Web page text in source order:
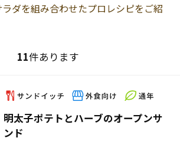
ダを組み合わせたプロレシピをご紹
11件あります
明太子ポテトとハーブのオープンサ
ンド